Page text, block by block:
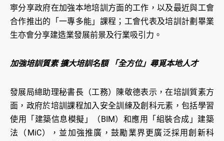
寕分享政府在加強本地培訓方面的工作，以及最近與工會
合作推出的「一專多能」課程；工會代表及培訓計劃畢業
生亦會分享建造業發展前景及行業吸引力。
加強培訓質素 擴大培訓名額 「全方位」尋覓本地人才
發展局總助理秘書長（工務）陳敬德表示，在培訓質素方
面，政府於培訓課程加入安全訓練及創科元素，包括學習
使用「建築信息模擬」（BIM）和應用「組裝合成」建築
法（MiC），並加強推廣，鼓勵業界更廣泛採用創新科